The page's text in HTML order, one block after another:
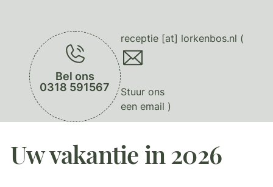
Bel ons
0318 591567
receptie [at] lorkenbos.nl (
Stuur ons
een email )
Uw vakantie in 2026